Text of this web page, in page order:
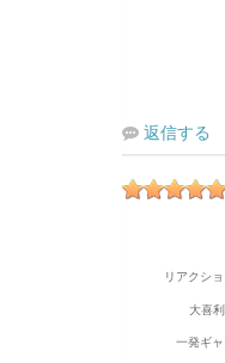
返信する